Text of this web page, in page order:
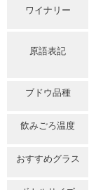
ワイナリー
原語表記
ブドウ品種
飲みごろ温度
おすすめグラス